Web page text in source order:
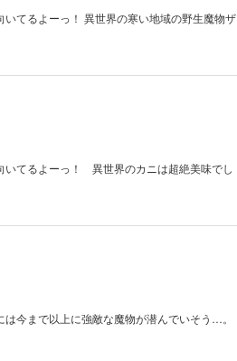
てるよーっ！ 異世界の寒い地域の野生魔物ザ
いてるよーっ！ 異世界のカニは超絶美味でし
今まで以上に強敵な魔物が潜んでいそう…。